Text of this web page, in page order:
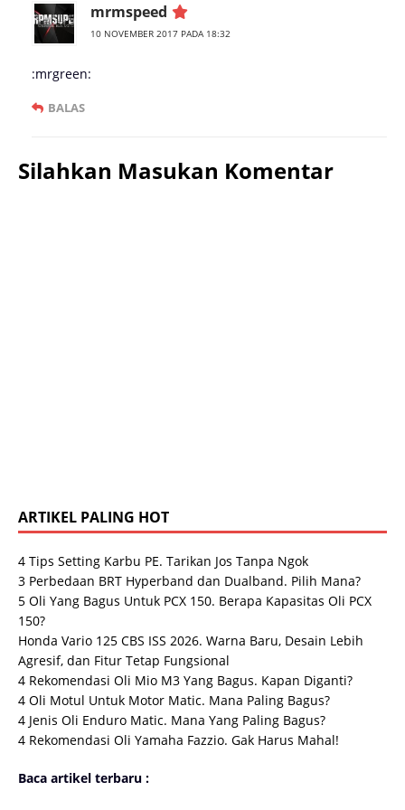
mrmspeed
10 NOVEMBER 2017 PADA 18:32
:mrgreen:
BALAS
Silahkan Masukan Komentar
ARTIKEL PALING HOT
4 Tips Setting Karbu PE. Tarikan Jos Tanpa Ngok
3 Perbedaan BRT Hyperband dan Dualband. Pilih Mana?
5 Oli Yang Bagus Untuk PCX 150. Berapa Kapasitas Oli PCX
150?
Honda Vario 125 CBS ISS 2026. Warna Baru, Desain Lebih
Agresif, dan Fitur Tetap Fungsional
4 Rekomendasi Oli Mio M3 Yang Bagus. Kapan Diganti?
4 Oli Motul Untuk Motor Matic. Mana Paling Bagus?
4 Jenis Oli Enduro Matic. Mana Yang Paling Bagus?
4 Rekomendasi Oli Yamaha Fazzio. Gak Harus Mahal!
Baca artikel terbaru :